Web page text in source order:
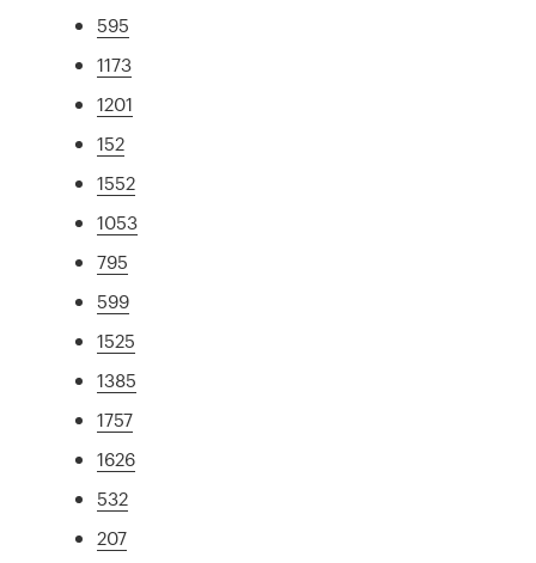
595
1173
1201
152
1552
1053
795
599
1525
1385
1757
1626
532
207